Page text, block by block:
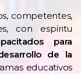
competentes,
con espíritu
para
de la
educativos